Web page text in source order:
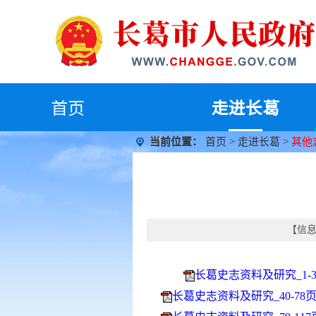
首页 走进长葛
当前位置： 首页 > 走进长葛 > 其他
【信
长葛史志资料及研究_1-
长葛史志资料及研究_40-78